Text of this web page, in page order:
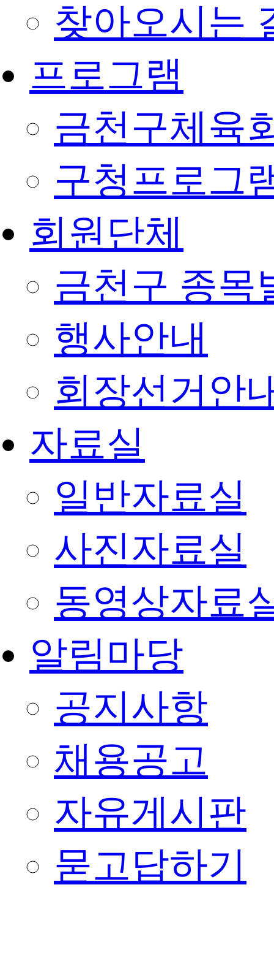
찾아오시는
프로그램
금천구체육
구청프로그
회원단체
금천구 종목
행사안내
회장선거안
자료실
일반자료실
사진자료실
동영상자료
알림마당
공지사항
채용공고
자유게시판
묻고답하기